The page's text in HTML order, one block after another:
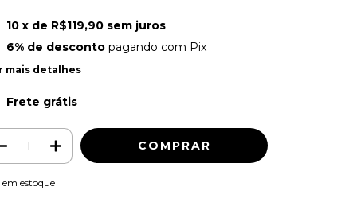
10 x de R$119,90 sem juros
6% de descontopagando com Pix
mais detalhes
Frete grátis
em estoque